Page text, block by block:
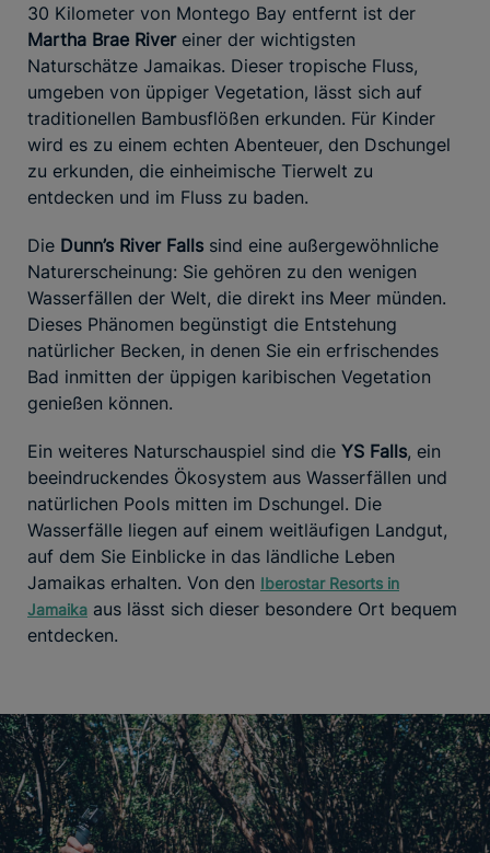
30 Kilometer von Montego Bay entfernt ist der
Martha Brae River einer der wichtigsten
Naturschätze Jamaikas. Dieser tropische Fluss,
umgeben von üppiger Vegetation, lässt sich auf
traditionellen Bambusflößen erkunden. Für Kinder
wird es zu einem echten Abenteuer, den Dschungel
zu erkunden, die einheimische Tierwelt zu
entdecken und im Fluss zu baden.
Die Dunn’s River Falls sind eine außergewöhnliche
Naturerscheinung: Sie gehören zu den wenigen
Wasserfällen der Welt, die direkt ins Meer münden.
Dieses Phänomen begünstigt die Entstehung
natürlicher Becken, in denen Sie ein erfrischendes
Bad inmitten der üppigen karibischen Vegetation
genießen können.
Ein weiteres Naturschauspiel sind die YS Falls, ein
beeindruckendes Ökosystem aus Wasserfällen und
natürlichen Pools mitten im Dschungel. Die
Wasserfälle liegen auf einem weitläufigen Landgut,
auf dem Sie Einblicke in das ländliche Leben
Jamaikas erhalten. Von den Iberostar Resorts in
Jamaika aus lässt sich dieser besondere Ort bequem
entdecken.